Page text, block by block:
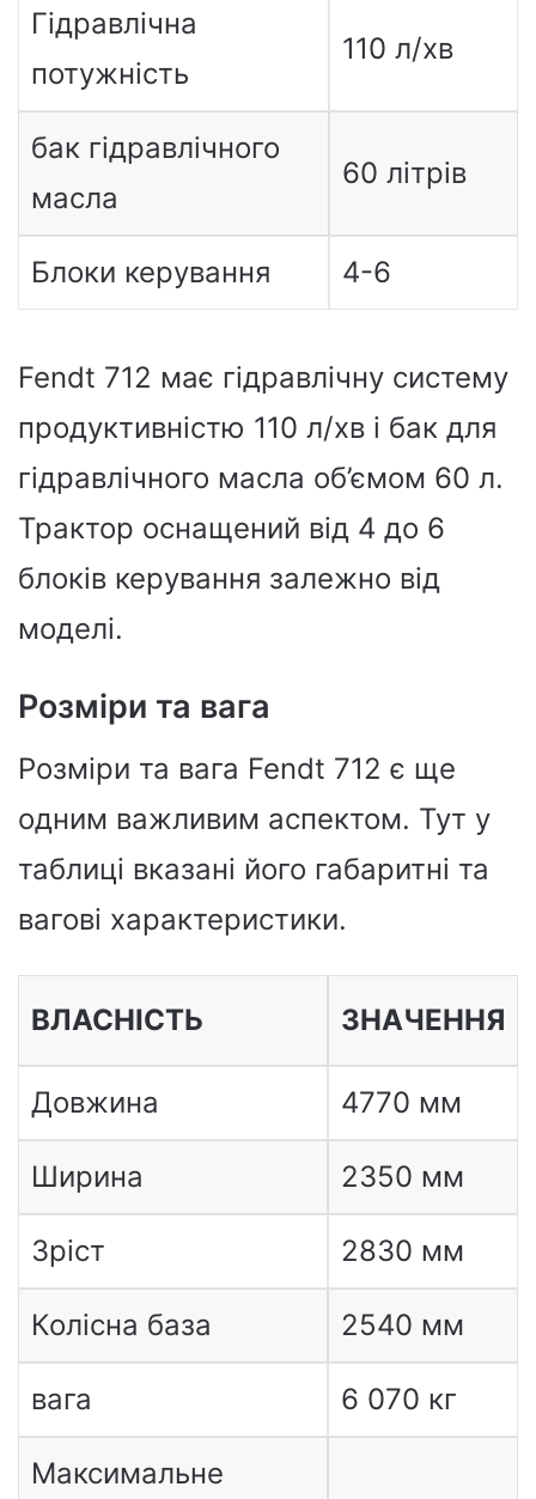
Гідравлічна
потужність
110 л/хв
бак гідравлічного
масла
60 літрів
Блоки керування 4-6
Fendt 712 має гідравлічну систему
продуктивністю 110 л/хв і бак для
гідравлічного масла об’ємом 60 л.
Трактор оснащений від 4 до 6
блоків керування залежно від
моделі.
Розміри та вага
Розміри та вага Fendt 712 є ще
одним важливим аспектом. Тут у
таблиці вказані його габаритні та
вагові характеристики.
ВЛАСНІСТЬ ЗНАЧЕННЯ
Довжина 4770 мм
Ширина 2350 мм
Зріст 2830 мм
Колісна база 2540 мм
вага 6 070 кг
Максимальне